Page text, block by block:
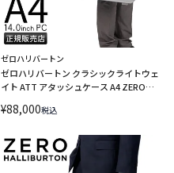
ゼロハリバートン
ゼロハリバートン クラシックライトウェ
イト ATT アタッシュケース A4 ZERO
81661
¥88,000税込